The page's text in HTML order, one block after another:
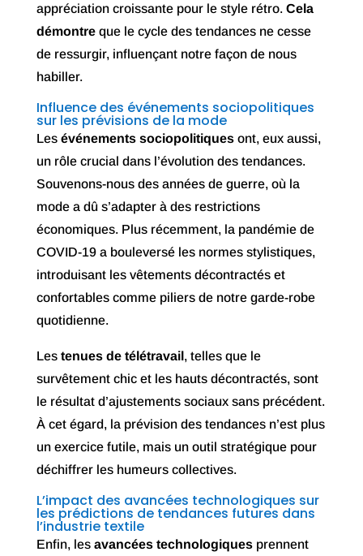
appréciation croissante pour le style rétro. Cela
démontreque le cycle des tendances ne cesse
de ressurgir, influençant notre façon de nous
habiller.
Influence des événements sociopolitiques
sur les prévisions de la mode
Les événements sociopolitiquesont, eux aussi,
un rôle crucial dans l’évolution des tendances.
Souvenons-nous des années de guerre, où la
mode a dû s’adapter à des restrictions
économiques. Plus récemment, la pandémie de
COVID-19 a bouleversé les normes stylistiques,
introduisant les vêtements décontractés et
confortables comme piliers de notre garde-robe
quotidienne.
Les tenues de télétravail, telles que le
survêtement chic et les hauts décontractés, sont
le résultat d’ajustements sociaux sans précédent.
À cet égard, la prévision des tendances n’est plus
un exercice futile, mais un outil stratégique pour
déchiffrer les humeurs collectives.
L’impact des avancées technologiques sur
les prédictions de tendances futures dans
l’industrie textile
Enfin, les avancées technologiquesprennent